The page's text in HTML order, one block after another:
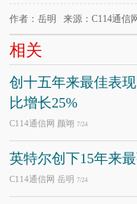
作者：岳明 来源：C114通信
相关
创十五年来最佳表
比增长25%
C114通信网 颜翊 7/24
英特尔创下15年来
C114通信网 岳明 7/24